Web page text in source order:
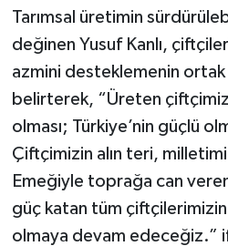
Tarımsal üretimin
değinen Yusuf Kanlı,
azmini desteklemenin
belirterek, “Üreten
olması; Türkiye’nin güçlü
Çiftçimizin alın teri,
Emeğiyle toprağa can
güç katan tüm çiftçilerimizin
olmaya devam edeceğiz.”